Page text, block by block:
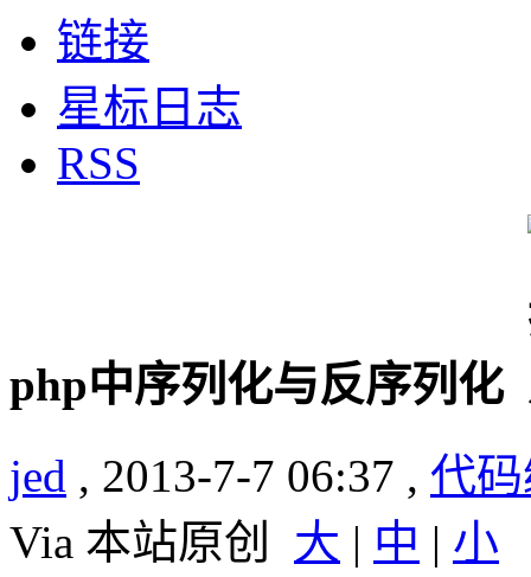
链接
星标日志
RSS
php中序列化与反序列化
jed , 2013-7-7 06:37 , 代
Via 本站原创
大 | 中 | 小